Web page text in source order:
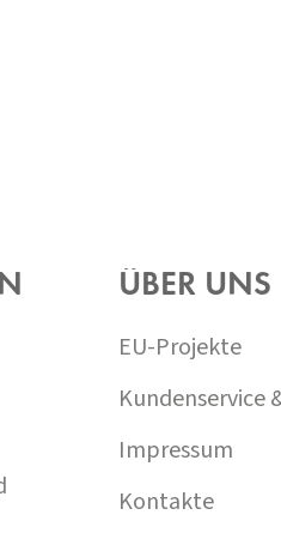
ÜBER UNS
EU-Projekte
Kundenservice
Impressum
Kontakte